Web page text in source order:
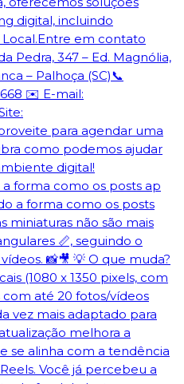
forma como os posts ap